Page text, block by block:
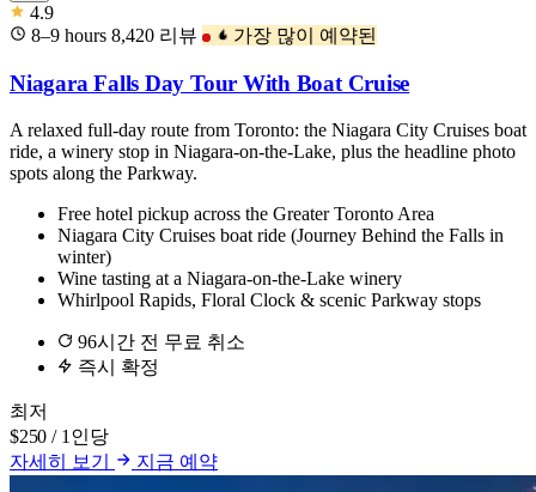
4.9
8–9 hours 8,420 리뷰 가장 많이 예약된
Niagara Falls Day Tour With Boat Cruise
A relaxed full-day route from Toronto: the Niagara City Cruises boat
ride, a winery stop in Niagara-on-the-Lake, plus the headline photo
spots along the Parkway.
Free hotel pickup across the Greater Toronto Area
Niagara City Cruises boat ride (Journey Behind the Falls in
winter)
Wine tasting at a Niagara-on-the-Lake winery
Whirlpool Rapids, Floral Clock & scenic Parkway stops
96시간 전 무료 취소
즉시 확정
최저
$250 / 1인당
자세히 보기
지금 예약